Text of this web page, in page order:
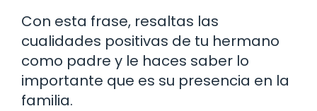
Con esta frase, resaltas las
cualidades positivas de tu hermano
como padre y le haces saber lo
importante que es su presencia en la
familia.